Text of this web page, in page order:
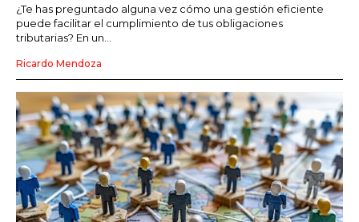
¿Te has preguntado alguna vez cómo una gestión eficiente
puede facilitar el cumplimiento de tus obligaciones
tributarias? En un...
Ricardo Mendoza